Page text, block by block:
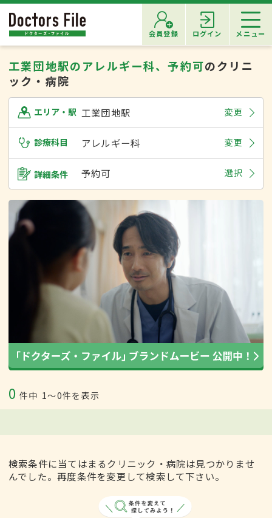
会員登録 ログイン メニュー
工業団地駅のアレルギー科、予約可のクリニ
ック・病院
エリア・駅 工業団地駅 変更
診療科目 アレルギー科 変更
詳細条件 予約可 選択
0 件中 1〜0件を表示
検索条件に当てはまるクリニック・病院は見つかりませ
んでした。再度条件を変更して検索して下さい。